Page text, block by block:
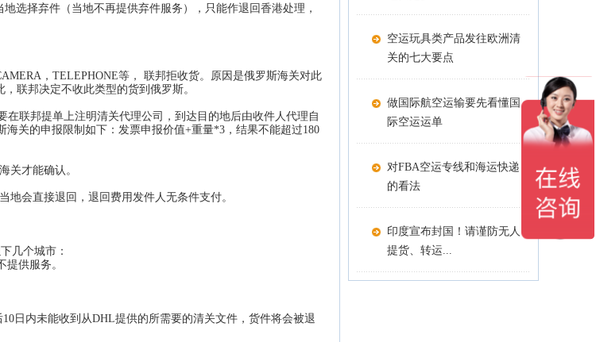
选择弃件（当地不再提供弃件服务），只能作退回香港处理，
，TELEPHONE等， 联邦拒收货。原因是俄罗斯海关对此
联邦决定不收此类型的货到俄罗斯。
在联邦提单上注明清关代理公司，到达目的地后由收件人代理自
关的申报限制如下：发票申报价值+重量*3，结果不能超过180
关才能确认。
地会直接退回，退回费用发件人无条件支付。
下几个城市：
提供服务。
日内未能收到从DHL提供的所需要的清关文件，货件将会被退
空运玩具类产品发往欧洲清
关的七大要点
做国际航空运输要先看懂国
际空运运单
对FBA空运专线和海运快递
的看法
印度宣布封国！请谨防无人
提货、转运...